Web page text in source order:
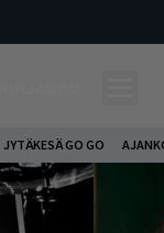
JYTÄKESÄ GO GO